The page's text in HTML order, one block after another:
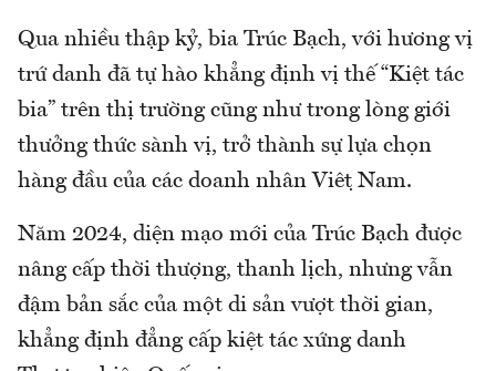
Qua nhiều thập kỷ, bia Trúc Bạch, với hương vị
trứ danh đã tự hào khẳng định vị thế “Kiệt tác
bia” trên thị trường cũng như trong lòng giới
thưởng thức sành vị, trở thành sự lựa chọn
hàng đầu của các doanh nhân Việt Nam.
Năm 2024, diện mạo mới của Trúc Bạch được
nâng cấp thời thượng, thanh lịch, nhưng vẫn
đậm bản sắc của một di sản vượt thời gian,
khẳng định đẳng cấp kiệt tác xứng danh